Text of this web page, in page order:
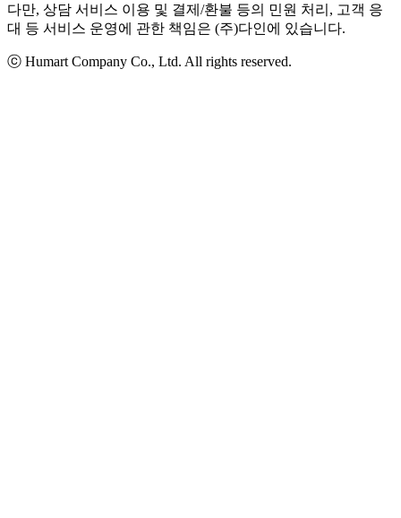
다만, 상담 서비스 이용 및 결제/환불 등의 민원 처리, 고객 응
대 등 서비스 운영에 관한 책임은 (주)다인에 있습니다.
ⓒ Humart Company Co., Ltd. All rights reserved.